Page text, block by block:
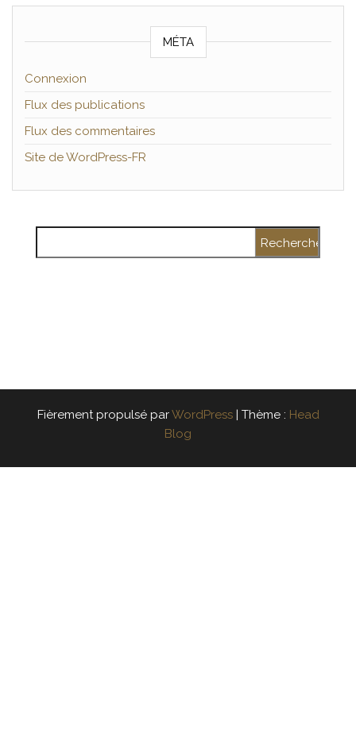
MÉTA
Connexion
Flux des publications
Flux des commentaires
Site de WordPress-FR
Fièrement propulsé parWordPress | Thème : Head
Blog